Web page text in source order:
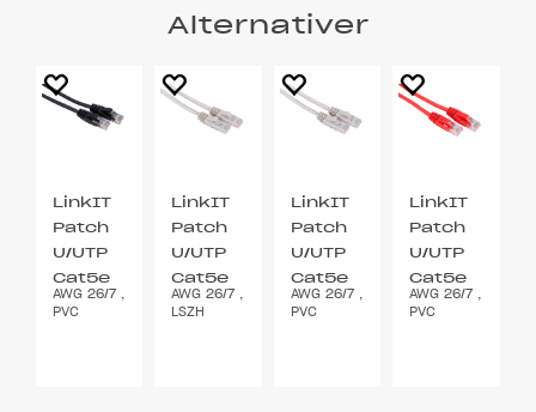
Alternativer
LinkIT
Patch
U/UTP
Cat5e
svart
AWG 26/7 ,
PVC
LinkIT
Patch
U/UTP
Cat5e
grå 3m
AWG 26/7 ,
LSZH
LinkIT
Patch
U/UTP
Cat5e
grå 3m
AWG 26/7 ,
PVC
LinkIT
Patch
U/UTP
Cat5e
rød 3m
AWG 26/7 ,
PVC